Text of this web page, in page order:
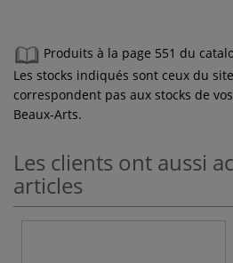
Produits à la page 551 du
Les stocks indiqués sont ceux du
correspondent pas aux stocks de
Beaux-Arts.
Les clients ont aussi
articles